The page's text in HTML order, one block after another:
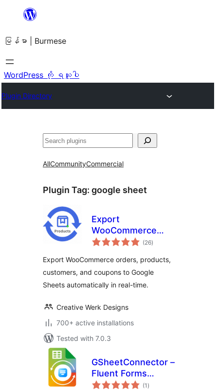
အကြောင်းအရာ
ကျော်သွား
ရန်
မြန်မာ | Burmese
WordPress ကို ရယူပါ
Plugin Directory
ရှာ
AllCommunityCommercial
Plugin Tag: google sheet
Export
WooCommerce
Orders, Products,
Coupons to Google
Sheets
(26total
ratings
)
Export WooCommerce orders, products,
customers, and coupons to Google
Sheets automatically in real-time.
Creative Werk Designs
700+ active installations
Tested with 7.0.3
GSheetConnector –
Fluent Forms
Google Sheets
(1 total
ratings
)